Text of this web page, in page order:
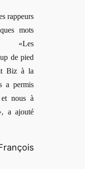
rappeurs
mots
«Les
de pied
Biz à la
a permis
et nous à
a ajouté